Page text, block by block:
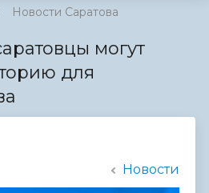
Новости Саратова
могут
для
Новости